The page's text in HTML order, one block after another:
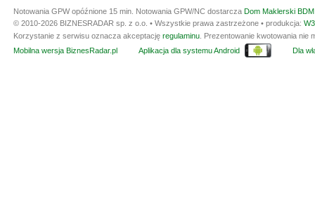
Notowania GPW opóźnione 15 min. Notowania GPW/NC dostarcza Dom Maklerski
© 2010-2026 BIZNESRADAR sp. z o.o. • Wszystkie prawa zastrzeżone • produkcja:
Korzystanie z serwisu oznacza akceptację regulaminu . Prezentowanie kwotowania
Mobilna wersja BiznesRadar.pl
Aplikacja dla systemu Android Dla